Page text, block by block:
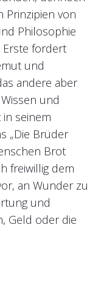
Prinzipien von
Philosophie
Erste fordert
und
andere aber
und
in seinem
„Die Brüder
Brot
freiwillig dem
an Wunder zu
und
Geld oder die